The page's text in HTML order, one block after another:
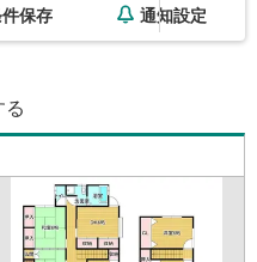
保存 通知設定